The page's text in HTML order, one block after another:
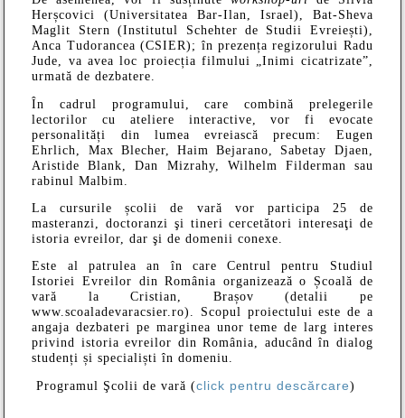
Herșcovici (Universitatea Bar-Ilan, Israel), Bat-Sheva
Maglit Stern (Institutul Schehter de Studii Evreiești),
Anca Tudorancea (CSIER); în prezența regizorului Radu
Jude, va avea loc proiecția filmului „Inimi cicatrizate”,
urmată de dezbatere.
În cadrul programului, care combină prelegerile
lectorilor cu ateliere interactive, vor fi evocate
personalități din lumea evreiască precum: Eugen
Ehrlich, Max Blecher, Haim Bejarano, Sabetay Djaen,
Aristide Blank, Dan Mizrahy, Wilhelm Filderman sau
rabinul Malbim.
La cursurile școlii de vară vor participa 25 de
masteranzi, doctoranzi şi tineri cercetători interesaţi de
istoria evreilor, dar şi de domenii conexe.
Este al patrulea an în care Centrul pentru Studiul
Istoriei Evreilor din România organizează o Școală de
vară la Cristian, Brașov (detalii pe
www.scoaladevaracsier.ro). Scopul proiectului este de a
angaja dezbateri pe marginea unor teme de larg interes
privind istoria evreilor din România, aducând în dialog
studenți și specialiști în domeniu.
Programul Şcolii de vară (click pentru descărcare)